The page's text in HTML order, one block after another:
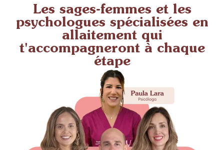
Les sages-femmes et les
psychologues spécialisées en
allaitement qui
t'accompagneront à chaque
étape